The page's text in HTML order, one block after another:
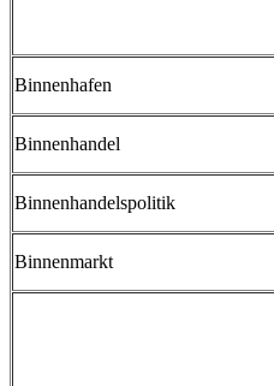
Binnenhafen
Binnenhandel
Binnenhandelspolitik
Binnenmarkt